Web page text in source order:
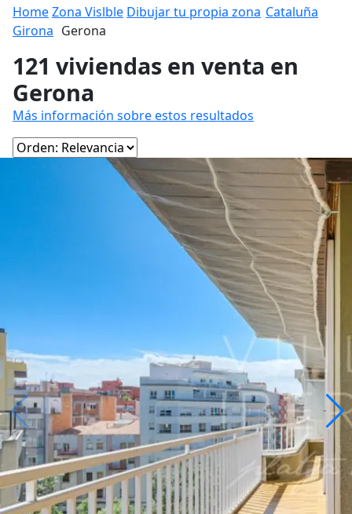
HomeZona Vislble Dibujar tu propia zona Cataluña
Girona Gerona
121 viviendas en venta en
Gerona
Más información sobre estos resultados